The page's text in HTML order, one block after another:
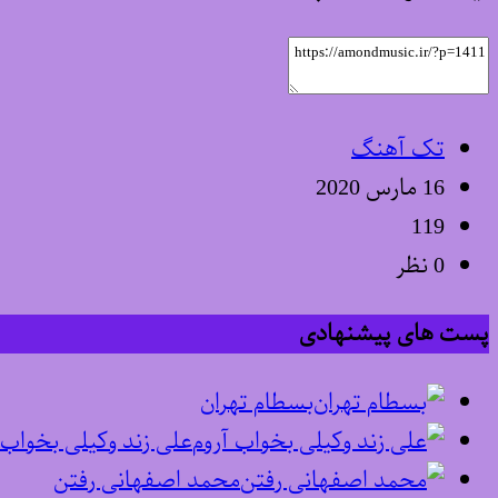
تک آهنگ
16 مارس 2020
119
0 نظر
پست های پیشنهادی
بسطام تهران
علی زند وکیلی
محمد اصفهانی رفتن